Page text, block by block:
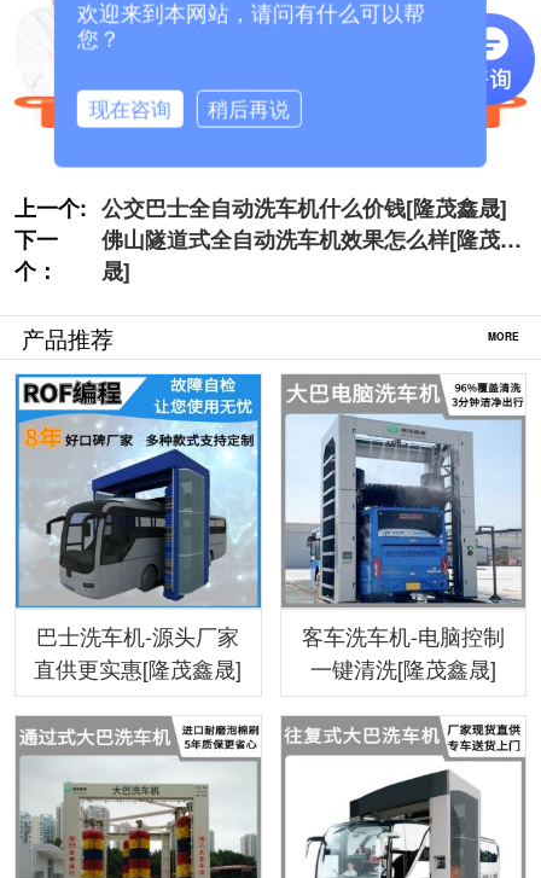
上一个: 公交巴士全自动洗车机什么价钱[隆茂鑫晟]
下一
个：
佛山隧道式全自动洗车机效果怎么样[隆茂鑫
晟]
产品推荐 MORE
巴士洗车机-源头厂家
直供更实惠[隆茂鑫晟]
客车洗车机-电脑控制
一键清洗[隆茂鑫晟]
欢迎来到本网站，请问有什么可以帮
您？
现在咨询 稍后再说